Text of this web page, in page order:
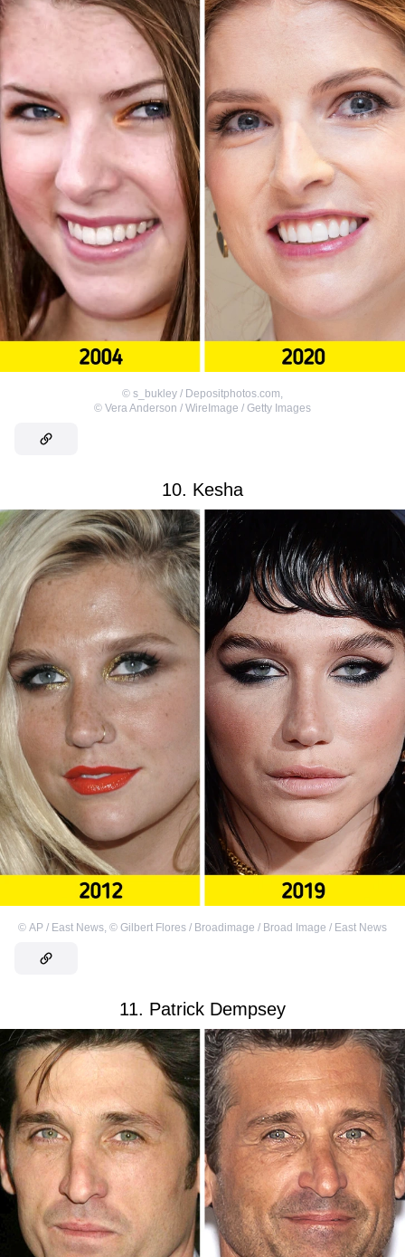
© s_bukley / Depositphotos.com,
© Vera Anderson / WireImage / Getty Images
10. Kesha
© AP / East News © Gilbert Flores / Broadimage / Broad Image / East News
11. Patrick Dempsey